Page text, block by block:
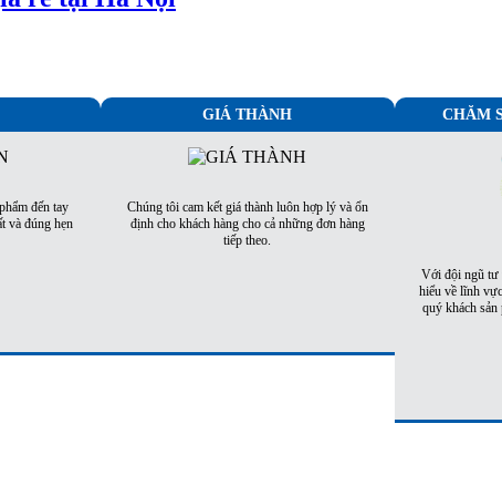
đến tay
và đúng hẹn
GIÁ THÀNH
Chúng tôi cam kết giá thành luôn hợp lý và ổn
định cho khách hàng cho cả những đơn hàng
tiếp theo.
CHĂM
Với đội ngũ tư
hiểu về lĩnh
quý khách